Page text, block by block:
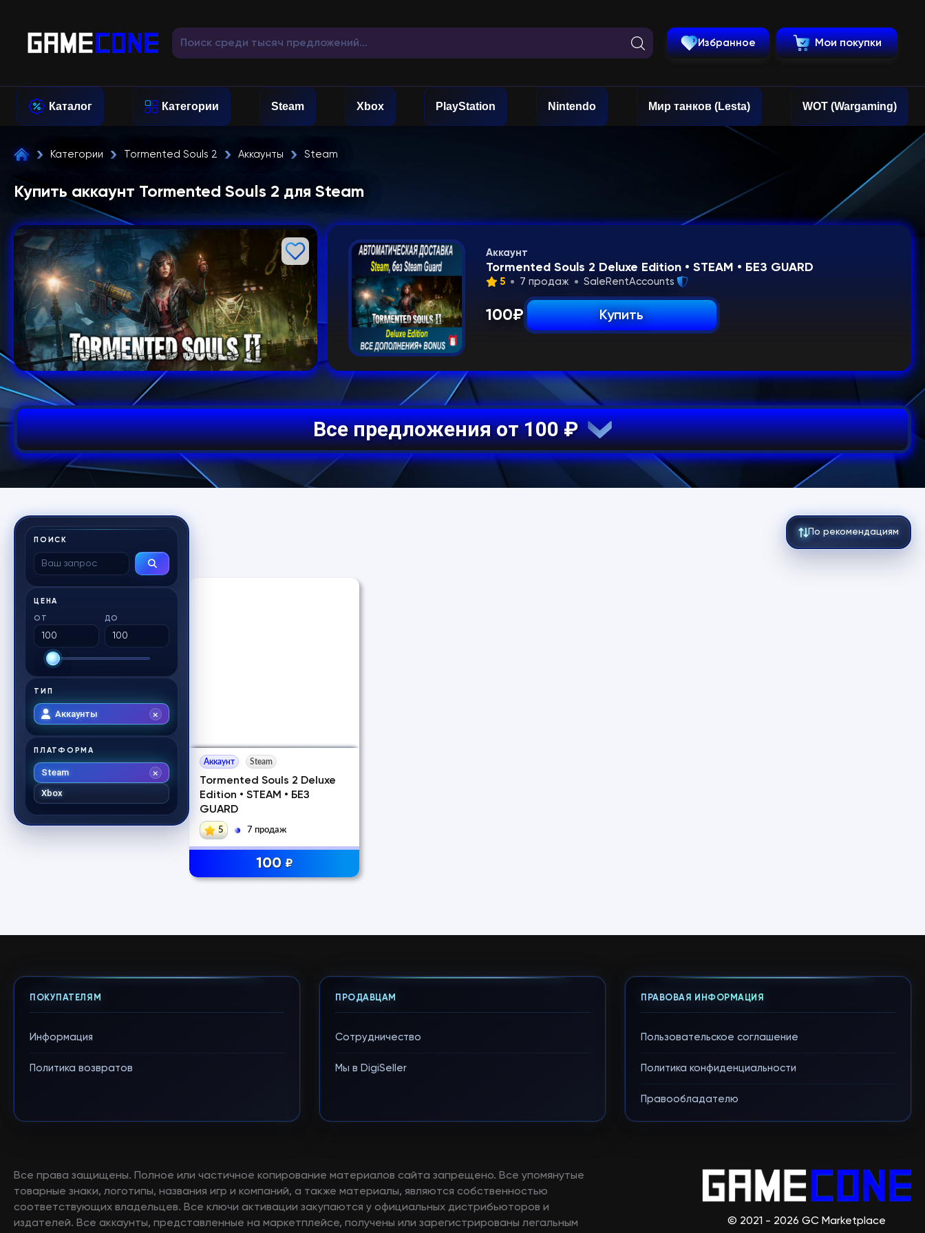
Избранное Мои покупки
Каталог Категории Steam Xbox PlayStation Nintendo Мир танков (Lesta) WOT (Wargaming)
Категории Tormented Souls 2 Аккаунты Steam
Купить аккаунт Tormented Souls 2 для Steam
Аккаунт
Tormented Souls 2 Deluxe Edition • STEAM • БЕЗ GUARD
5 7 продаж SaleRentAccounts
100₽ Купить
Все предложения от 100 ₽
ПОИСК
ЦЕНА
ОТ ДО
ТИП
Аккаунты
ПЛАТФОРМА
Steam
Xbox
По рекомендациям
Аккаунт Steam
Tormented Souls 2 Deluxe
Edition • STEAM • БЕЗ
GUARD
5 7 продаж
100 ₽
ПОКУПАТЕЛЯМ
Информация
Политика возвратов
ПРОДАВЦАМ
Сотрудничество
Мы в DigiSeller
ПРАВОВАЯ ИНФОРМАЦИЯ
Пользовательское соглашение
Политика конфиденциальности
Правообладателю
Все права защищены. Полное или частичное копирование материалов сайта запрещено. Все упомянутые
товарные знаки, логотипы, названия игр и компаний, а также материалы, являются собственностью
соответствующих владельцев. Все ключи активации закупаются у официальных дистрибьюторов и
издателей. Все аккаунты, представленные на маркетплейсе, получены или зарегистрированы легальным
© 2021 - 2026 GC Marketplace